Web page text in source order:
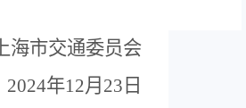
上海市交通委员会
2024年12月 23 日